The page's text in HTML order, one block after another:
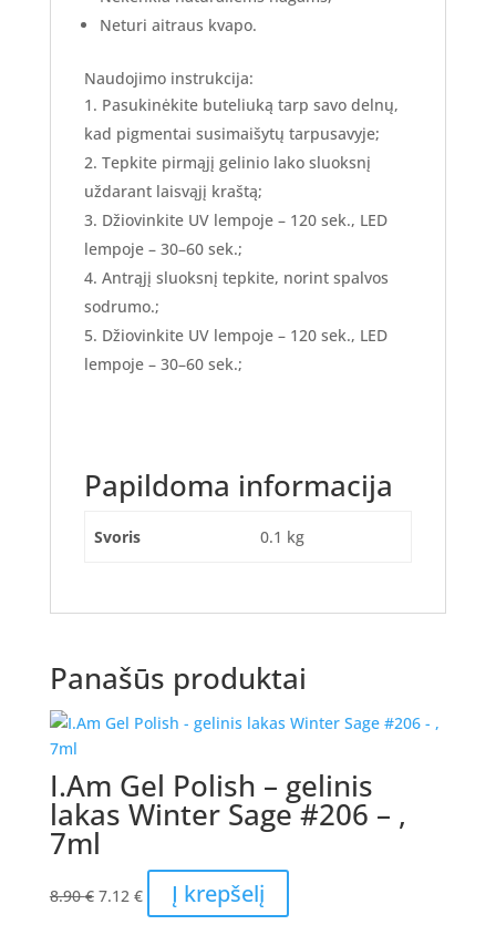
Neturi aitraus kvapo.
Naudojimo instrukcija:
Pasukinėkite buteliuką tarp savo delnų,
kad pigmentai susimaišytų tarpusavyje;
Tepkite pirmąjį gelinio lako sluoksnį
uždarant laisvąjį kraštą;
Džiovinkite UV lempoje – 120 sek., LED
lempoje – 30–60 sek.;
Antrąjį sluoksnį tepkite, norint spalvos
sodrumo.;
Džiovinkite UV lempoje – 120 sek., LED
lempoje – 30–60 sek.;
Papildoma informacija
Svoris 0.1 kg
Panašūs produktai
I.Am Gel Polish – gelinis
lakas Winter Sage #206 – ,
7ml
8.90€ Original
7.12 €Current
price
Į krepšelį